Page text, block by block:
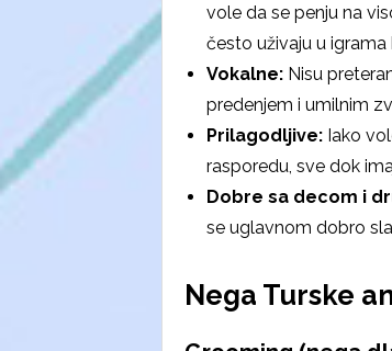
vole da se penju na
često uživaju u igrama
Vokalne: Nisu
predenjem i umilnim
Prilagodljive: Iako
rasporedu, sve dok
Dobre sa decom i
se uglavnom dobro
Nega Turske